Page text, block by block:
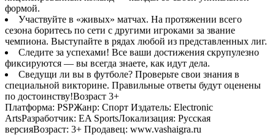
формой.
Участвуйте в «живых» матчах. На протяжении всего
сезона боритесь по сети с другими игроками за звание
чемпиона. Выступайте в рядах любой из представленных лиг.
Следите за успехами! Все ваши достижения скрупулезно
фиксируются — вы всегда знаете, как идут дела.
Сведущи ли вы в футболе? Проверьте свои знания в
специальной викторине. Правильные ответы будут оценены
по достоинству!Возраст 3+
Платформа: PSPЖанр: Спорт Издатель: Electronic
ArtsРазработчик: EA SportsЛокализация: Русская
версияВозраст: 3+ Продавец: www.vashaigra.ru